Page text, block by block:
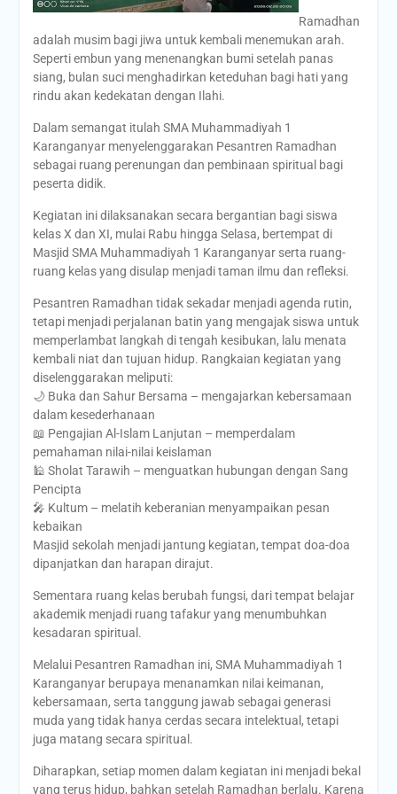
Ramadhan
adalah musim bagi jiwa untuk kembali menemukan arah.
Seperti embun yang menenangkan bumi setelah panas
siang, bulan suci menghadirkan keteduhan bagi hati yang
rindu akan kedekatan dengan Ilahi.
Dalam semangat itulah SMA Muhammadiyah 1
Karanganyar menyelenggarakan Pesantren Ramadhan
sebagai ruang perenungan dan pembinaan spiritual bagi
peserta didik.
Kegiatan ini dilaksanakan secara bergantian bagi siswa
kelas X dan XI, mulai Rabu hingga Selasa, bertempat di
Masjid SMA Muhammadiyah 1 Karanganyar serta ruang-
ruang kelas yang disulap menjadi taman ilmu dan refleksi.
Pesantren Ramadhan tidak sekadar menjadi agenda rutin,
tetapi menjadi perjalanan batin yang mengajak siswa untuk
memperlambat langkah di tengah kesibukan, lalu menata
kembali niat dan tujuan hidup. Rangkaian kegiatan yang
diselenggarakan meliputi:
🌙 Buka dan Sahur Bersama – mengajarkan kebersamaan
dalam kesederhanaan
📖 Pengajian Al-Islam Lanjutan – memperdalam
pemahaman nilai-nilai keislaman
🕌 Sholat Tarawih – menguatkan hubungan dengan Sang
Pencipta
🎤 Kultum – melatih keberanian menyampaikan pesan
kebaikan
Masjid sekolah menjadi jantung kegiatan, tempat doa-doa
dipanjatkan dan harapan dirajut.
Sementara ruang kelas berubah fungsi, dari tempat belajar
akademik menjadi ruang tafakur yang menumbuhkan
kesadaran spiritual.
Melalui Pesantren Ramadhan ini, SMA Muhammadiyah 1
Karanganyar berupaya menanamkan nilai keimanan,
kebersamaan, serta tanggung jawab sebagai generasi
muda yang tidak hanya cerdas secara intelektual, tetapi
juga matang secara spiritual.
Diharapkan, setiap momen dalam kegiatan ini menjadi bekal
yang terus hidup, bahkan setelah Ramadhan berlalu. Karena